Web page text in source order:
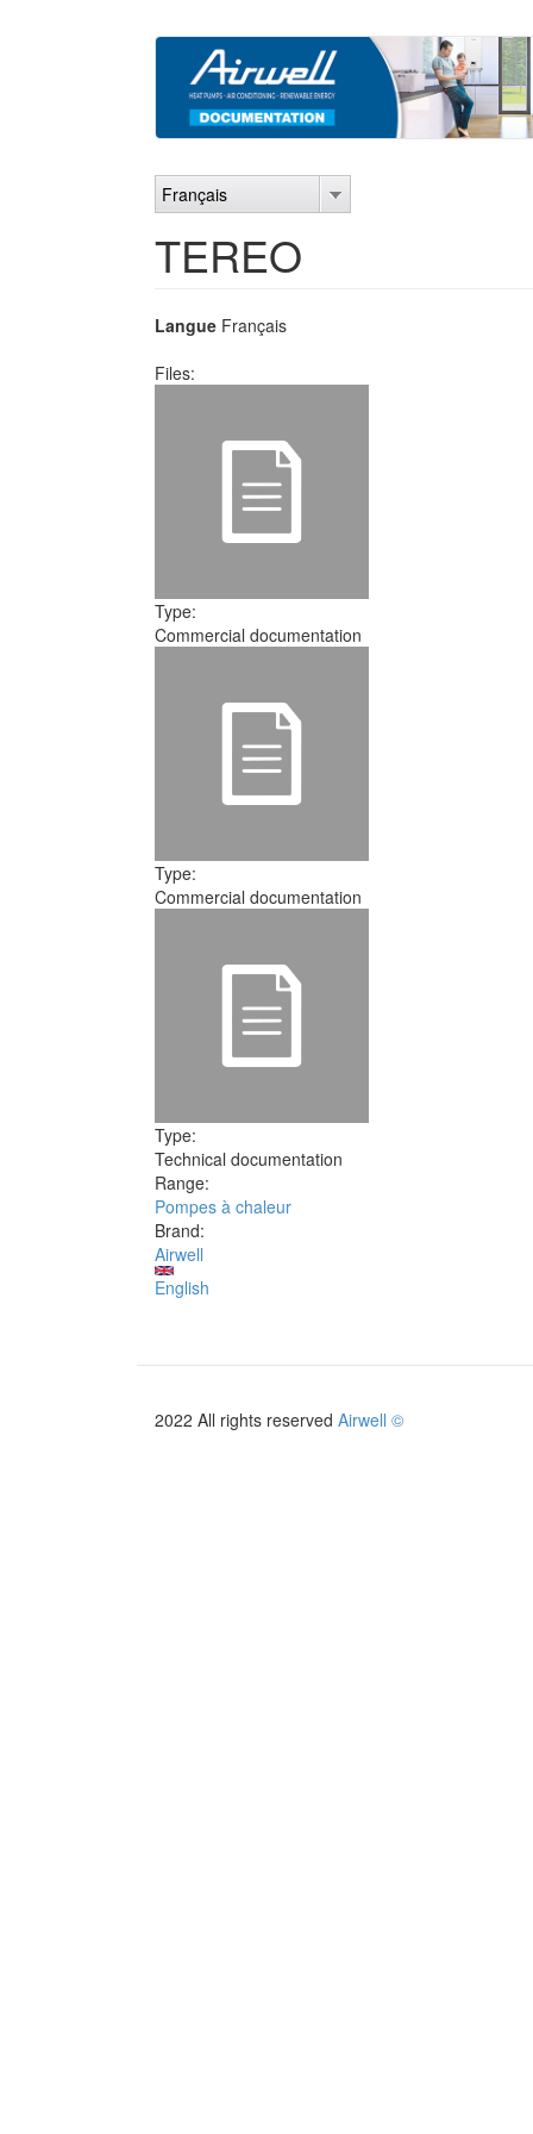
Français
TEREO
Langue Français
Files:
Type:
Commercial documentation
Type:
Commercial documentation
Type:
Technical documentation
Range:
Pompes à chaleur
Brand:
Airwell
English
2022 All rights reserved Airwell ©